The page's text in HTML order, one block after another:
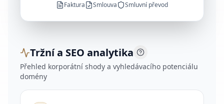
Faktura Smlouva Smluvní převod
Tržní a SEO analytika
Přehled korporátní shody a vyhledávacího potenciálu
domény